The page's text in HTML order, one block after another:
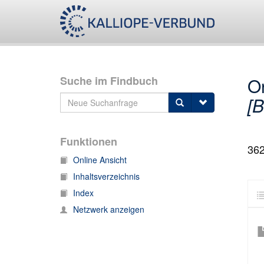
Suche im Findbuch
Funktionen
Online Ansicht
Inhaltsverzeichnis
Index
Netzwerk anzeigen